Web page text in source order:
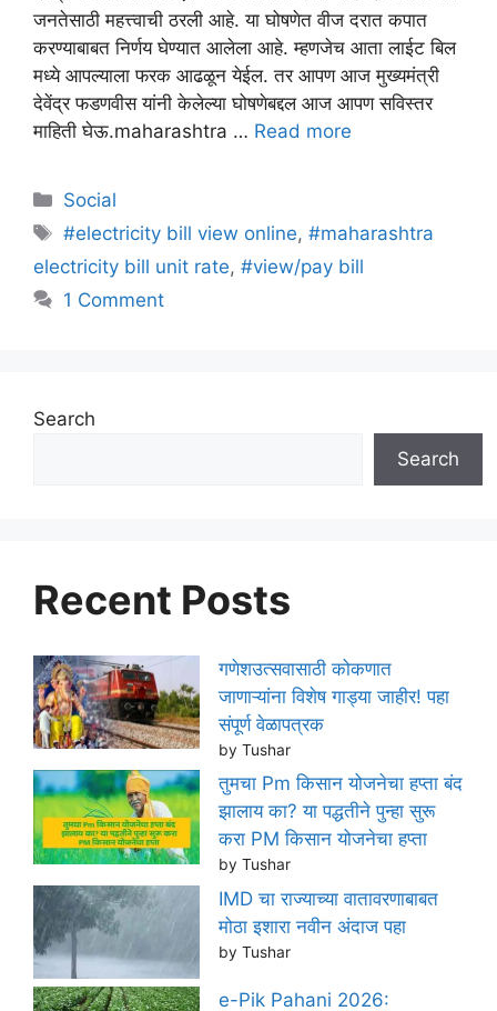
जनतेसाठी महत्त्वाची ठरली आहे. या घोषणेत वीज दरात कपात
करण्याबाबत निर्णय घेण्यात आलेला आहे. म्हणजेच आता लाईट बिल
मध्ये आपल्याला फरक आढळून येईल. तर आपण आज मुख्यमंत्री
देवेंद्र फडणवीस यांनी केलेल्या घोषणेबद्दल आज आपण सविस्तर
माहिती घेऊ.maharashtra … Read more
Categories
Social
Tags
#electricity bill view online,#maharashtra
electricity bill unit rate, #view/pay bill
1 Comment
Search
Search
Recent Posts
गणेशउत्सवासाठी कोकणात
जाणाऱ्यांना विशेष गाड्या जाहीर! पहा
संपूर्ण वेळापत्रक
by Tushar
तुमचा Pm किसान योजनेचा हप्ता बंद
झालाय का? या पद्धतीने पुन्हा सुरू
करा PM किसान योजनेचा हप्ता
by Tushar
IMD चा राज्याच्या वातावरणाबाबत
मोठा इशारा नवीन अंदाज पहा
by Tushar
e-Pik Pahani 2026: